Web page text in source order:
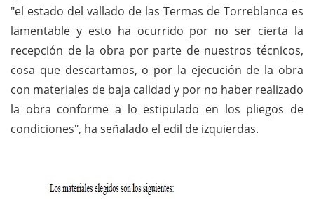
"el estado del vallado de las Termas de Torreblanca es
lamentable y esto ha ocurrido por no ser cierta la
recepción de la obra por parte de nuestros técnicos,
cosa que descartamos, o por la ejecución de la obra
con materiales de baja calidad y por no haber realizado
la obra conforme a lo estipulado en los pliegos de
condiciones", ha señalado el edil de izquierdas.